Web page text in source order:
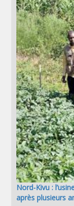
Nord-Kivu :
après plusieurs